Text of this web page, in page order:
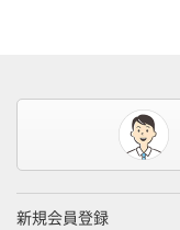
新規会員登録